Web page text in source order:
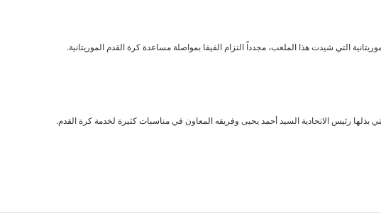
التي شيدت هذا الملعب، مجدداً التزام الفيفا بمواصلة مساعدة كرة القدم الموريتانية.
بذلها رئيس الاتحادية السيد أحمد يحيى وفريقه المعاون في مناسبات كثيرة لخدمة كرة القدم.